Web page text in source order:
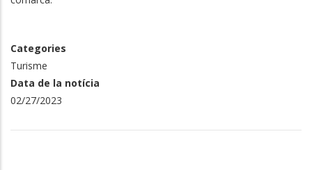
Categories
Turisme
Data de la notícia
02/27/2023